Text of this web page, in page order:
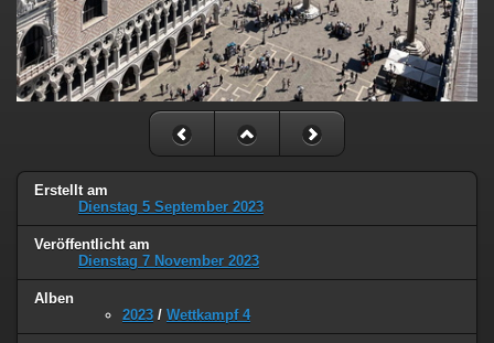
Erstellt am
Dienstag 5 September 2023
Veröffentlicht am
Dienstag 7 November 2023
Alben
2023 / Wettkampf 4